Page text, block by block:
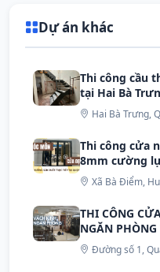
Dự án khác
Thi công cầu
tại Hai Bà
Hai Bà Trưng,
Thi công cửa
8mm cường
Xã Bà Điểm,
THI CÔNG
NGĂN
Đường số 1,